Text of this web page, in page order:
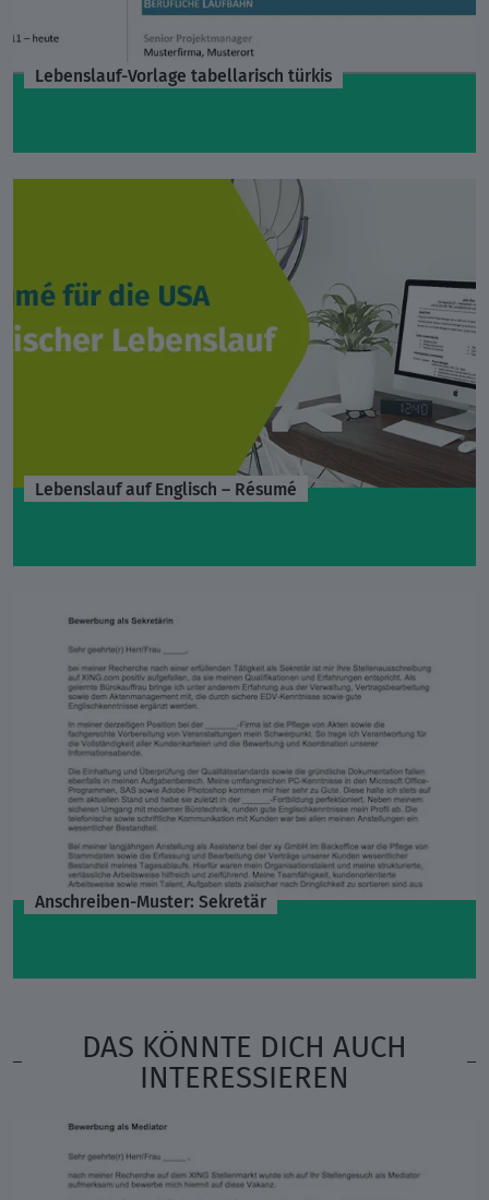
Lebenslauf-Vorlage tabellarisch türkis
Lebenslauf auf Englisch – Résumé
Anschreiben-Muster: Sekretär
DAS KÖNNTE DICH AUCH
INTERESSIEREN